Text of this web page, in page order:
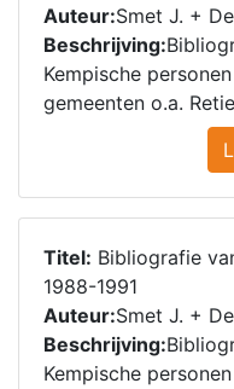
Auteur:Smet J. +
Beschrijving:
Kempische
gemeenten o.a.
Titel: Bibliografie
1988-1991
Auteur:Smet J. +
Beschrijving:
Kempische